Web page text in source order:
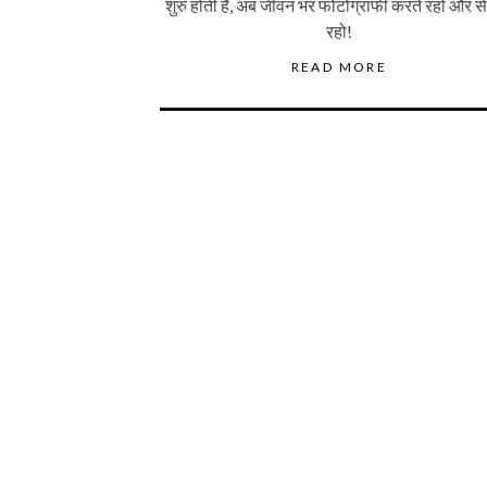
शुरु होती है, अब जीवन भर फोटोग्राफी करते रहो और
रहो!
READ MORE